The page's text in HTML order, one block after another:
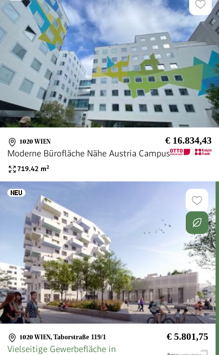
1020 WIEN € 16.834,43
Moderne Bürofläche Nähe Austria Campus
719.42 m²
1020 WIEN, Taborstraße 119/1 € 5.801,75
Vielseitige Gewerbefläche in